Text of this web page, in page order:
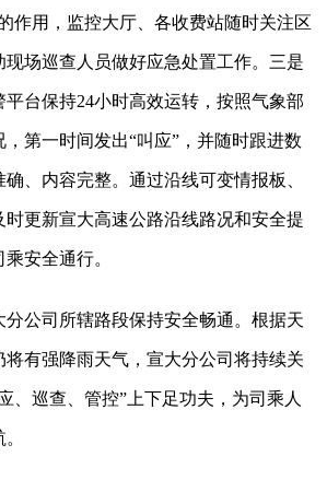
作用，监控大厅、各收费站随时关注区
场巡查人员做好应急处置工作。三是
台保持24小时高效运转，按照气象部
第一时间发出“叫应”，并随时跟进数
、内容完整。通过沿线可变情报板、
时更新宣大高速公路沿线路况和安全提
安全通行。
分公司所辖路段保持安全畅通。根据天
有强降雨天气，宣大分公司将持续关
、巡查、管控”上下足功夫，为司乘人